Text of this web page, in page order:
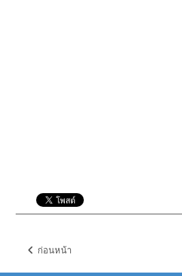
ก่อนหน้า